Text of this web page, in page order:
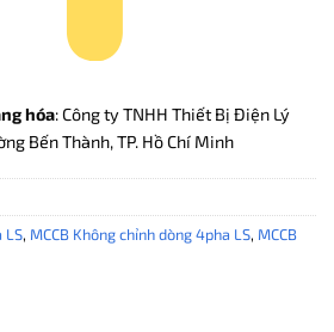
hóa: Công ty TNHH Thiết Bị Điện Lý
Bến Thành, TP. Hồ Chí Minh
LS, MCCB Không chỉnh dòng 4pha LS, MCCB